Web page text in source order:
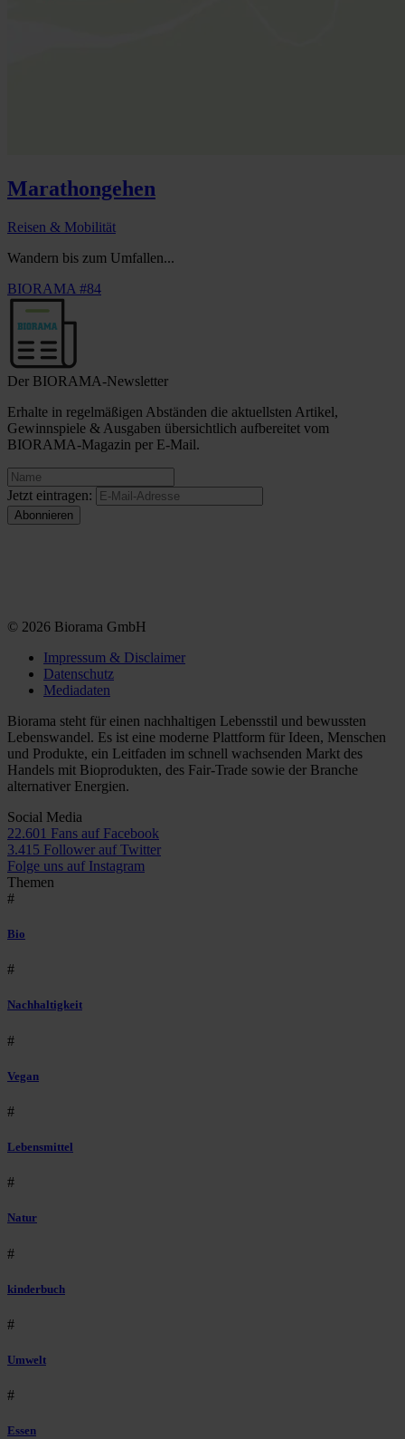
Marathongehen
Reisen & Mobilität
Wandern bis zum Umfallen...
BIORAMA #84
Der BIORAMA-Newsletter
Erhalte in regelmäßigen Abständen die aktuellsten Artikel,
Gewinnspiele & Ausgaben übersichtlich aufbereitet vom
BIORAMA-Magazin per E-Mail.
Jetzt eintragen:
© 2026 Biorama GmbH
Impressum & Disclaimer
Datenschutz
Mediadaten
Biorama steht für einen nachhaltigen Lebensstil und bewussten
Lebenswandel. Es ist eine moderne Plattform für Ideen, Menschen
und Produkte, ein Leitfaden im schnell wachsenden Markt des
Handels mit Bioprodukten, des Fair-Trade sowie der Branche
alternativer Energien.
Social Media
22.601 Fans auf Facebook
3.415 Follower auf Twitter
Folge uns auf Instagram
Themen
#
Bio
#
Nachhaltigkeit
#
Vegan
#
Lebensmittel
#
Natur
#
kinderbuch
#
Umwelt
#
Essen